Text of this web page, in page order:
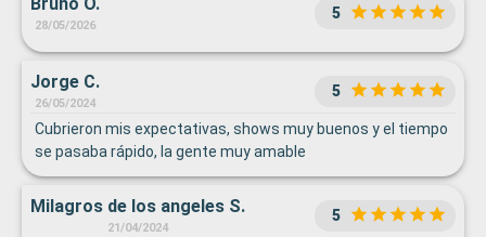
Bruno O.
28/05/2026
5
Jorge C.
26/05/2024
5
Cubrieron mis expectativas, shows muy buenos y el tiempo
se pasaba rápido, la gente muy amable
Milagros de los angeles S.
21/04/2024
5